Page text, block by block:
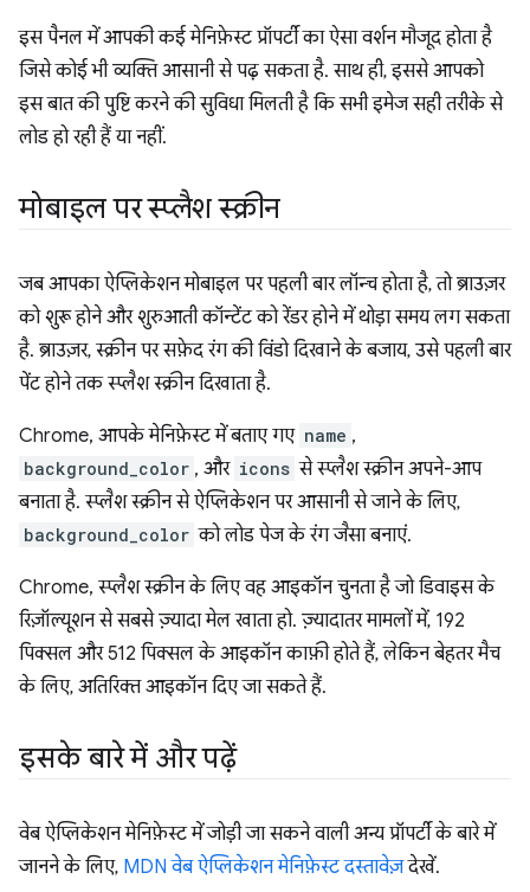
इस पैनल में आपकी कई मेनिफ़ेस्ट प्रॉपर्टी का ऐसा वर्शन मौजूद होता है
जिसे कोई भी व्यक्ति आसानी से पढ़ सकता है. साथ ही, इससे आपको
इस बात की पुष्टि करने की सुविधा मिलती है कि सभी इमेज सही तरीके से
लोड हो रही हैं या नहीं.
मोबाइल पर स्प्लैश स्क्रीन
जब आपका ऐप्लिकेशन मोबाइल पर पहली बार लॉन्च होता है, तो ब्राउज़र
को शुरू होने और शुरुआती कॉन्टेंट को रेंडर होने में थोड़ा समय लग सकता
है. ब्राउज़र, स्क्रीन पर सफ़ेद रंग की विंडो दिखाने के बजाय, उसे पहली बार
पेंट होने तक स्प्लैश स्क्रीन दिखाता है.
Chrome, आपके मेनिफ़ेस्ट में बताए गए name ,
background_color , और icons से स्प्लैश स्क्रीन अपने-आप
बनाता है. स्प्लैश स्क्रीन से ऐप्लिकेशन पर आसानी से जाने के लिए,
background_color को लोड पेज के रंग जैसा बनाएं.
Chrome, स्प्लैश स्क्रीन के लिए वह आइकॉन चुनता है जो डिवाइस के
रिज़ॉल्यूशन से सबसे ज़्यादा मेल खाता हो. ज़्यादातर मामलों में, 192
पिक्सल और 512 पिक्सल के आइकॉन काफ़ी होते हैं, लेकिन बेहतर मैच
के लिए, अतिरिक्त आइकॉन दिए जा सकते हैं.
इसके बारे में और पढ़ें
वेब ऐप्लिकेशन मेनिफ़ेस्ट में जोड़ी जा सकने वाली अन्य प्रॉपर्टी के बारे में
जानने के लिए, MDN वेब ऐप्लिकेशन मेनिफ़ेस्ट दस्तावेज़देखें.